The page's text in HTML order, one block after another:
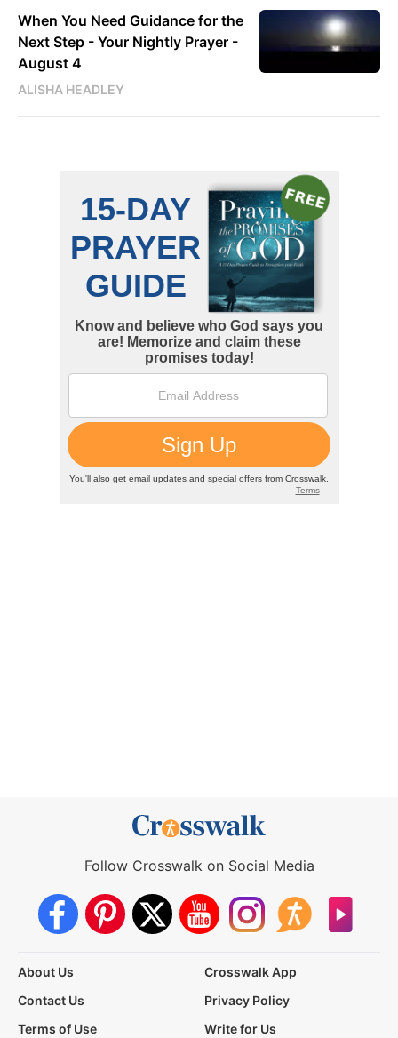
When You Need Guidance for the
Next Step - Your Nightly Prayer -
August 4
ALISHA HEADLEY
Follow Crosswalk on Social Media
About Us
Crosswalk App
Contact Us
Privacy Policy
Terms of Use
Write for Us